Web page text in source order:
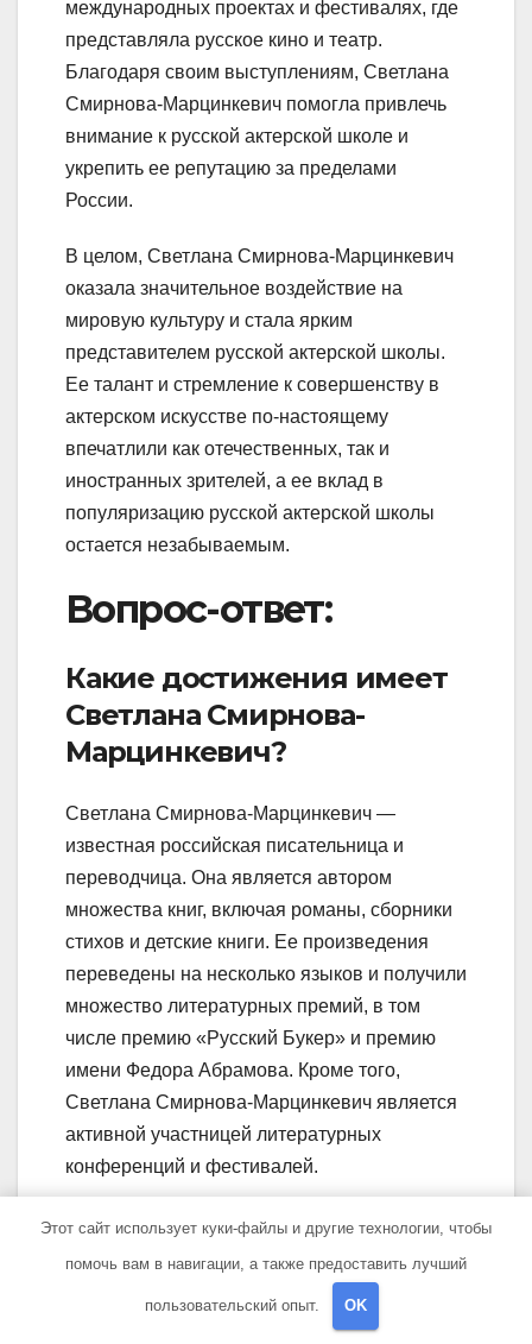
международных проектах и фестивалях, где
представляла русское кино и театр.
Благодаря своим выступлениям, Светлана
Смирнова-Марцинкевич помогла привлечь
внимание к русской актерской школе и
укрепить ее репутацию за пределами
России.
В целом, Светлана Смирнова-Марцинкевич
оказала значительное воздействие на
мировую культуру и стала ярким
представителем русской актерской школы.
Ее талант и стремление к совершенству в
актерском искусстве по-настоящему
впечатлили как отечественных, так и
иностранных зрителей, а ее вклад в
популяризацию русской актерской школы
остается незабываемым.
Вопрос-ответ:
Какие достижения имеет
Светлана Смирнова-
Марцинкевич?
Светлана Смирнова-Марцинкевич —
известная российская писательница и
переводчица. Она является автором
множества книг, включая романы, сборники
стихов и детские книги. Ее произведения
переведены на несколько языков и получили
множество литературных премий, в том
числе премию «Русский Букер» и премию
имени Федора Абрамова. Кроме того,
Светлана Смирнова-Марцинкевич является
активной участницей литературных
конференций и фестивалей.
Какой вклад в культуру
внесла Светлана
Смирнова-Марцинкевич?
Этот сайт использует куки-файлы и другие технологии, чтобы
помочь вам в навигации, а также предоставить лучший
пользовательский опыт. OK